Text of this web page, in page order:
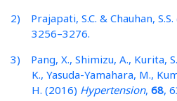
2) Prajapati, S.C. & Chauhan,
3256–3276.
3) Pang, X., Shimizu, A., Kurita,
K., Yasuda-Yamahara, M.,
H. (2016) Hypertension, 68,